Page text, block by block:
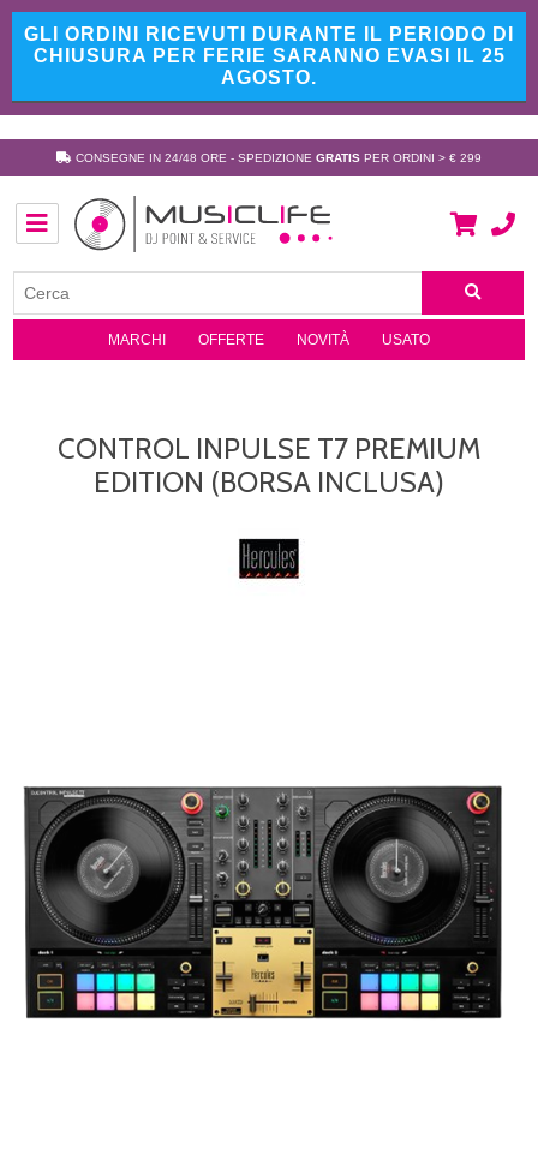
GLI ORDINI RICEVUTI DURANTE IL PERIODO DI
CHIUSURA PER FERIE SARANNO EVASI IL 25
AGOSTO.
CONSEGNE IN 24/48 ORE - SPEDIZIONE GRATIS PER ORDINI > € 299
MARCHI OFFERTE NOVITÀ USATO
CONTROL INPULSE T7 PREMIUM
EDITION (BORSA INCLUSA)